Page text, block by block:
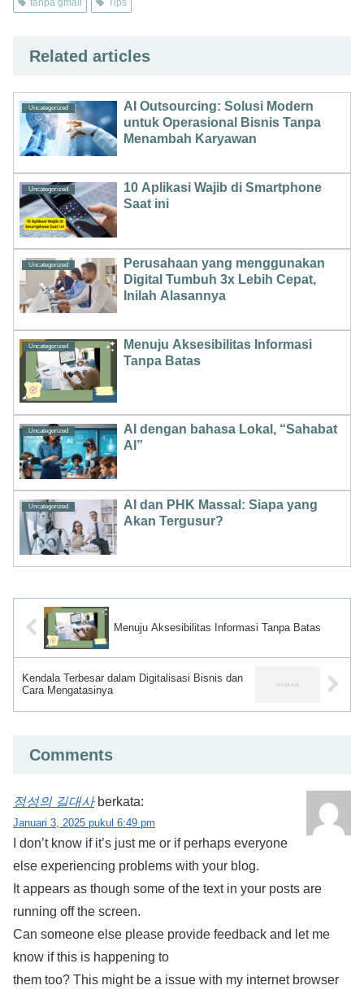
tanpa gmail Tips
Related articles
Uncategorized
AI Outsourcing: Solusi Modern
untuk Operasional Bisnis Tanpa
Menambah Karyawan
Uncategorized
10 Aplikasi Wajib di Smartphone
Saat ini
Uncategorized
Perusahaan yang menggunakan
Digital Tumbuh 3x Lebih Cepat,
Inilah Alasannya
Uncategorized
Menuju Aksesibilitas Informasi
Tanpa Batas
Uncategorized
AI dengan bahasa Lokal, “Sahabat
AI”
Uncategorized
AI dan PHK Massal: Siapa yang
Akan Tergusur?
Menuju Aksesibilitas Informasi Tanpa Batas
Kendala Terbesar dalam Digitalisasi Bisnis dan
Cara Mengatasinya
Comments
정성의 길대사 berkata:
Januari 3, 2025 pukul 6:49 pm
I don’t know if it’s just me or if perhaps everyone
else experiencing problems with your blog.
It appears as though some of the text in your posts are
running off the screen.
Can someone else please provide feedback and let me
know if this is happening to
them too? This might be a issue with my internet browser